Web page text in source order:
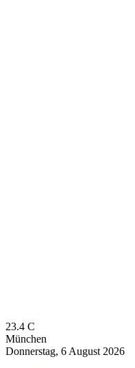
23.4 C
München
Donnerstag, 6 August 2026